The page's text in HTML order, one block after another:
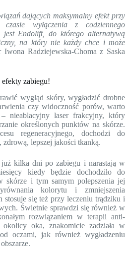
dających maksymalny efekt przy
wyłączenia z codziennego
jest Endolift, do którego alternatywą
na który nie każdy chce i może
Radziejewska-Choma z Saska
efekty zabiegu!
wygląd skóry, wygładzić drobne
czy widoczność porów, warto
nieablacyjny laser frakcyjny, który
określonych punktów na skórze.
regeneracyjnego, dochodzi do
zdrową, lepszej jakości tkanką.
kilka dni po zabiegu i narastają w
kiedy będzie dochodziło do
skórze i tym samym polepszenia jej
kolorytu i zmniejszenia
się też przy leczeniu trądziku i
Świetnie sprawdzi się również w
rozwiązaniem w terapii anti-
oka, znakomicie zadziała w
oczami, jak również wygładzeniu